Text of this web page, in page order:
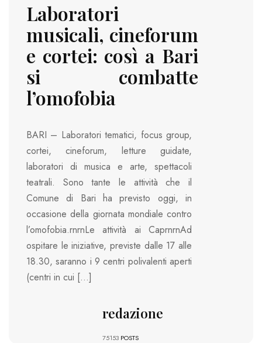
Laboratori
musicali, cineforum
e cortei: così a Bari
si combatte
l’omofobia
BARI – Laboratori tematici, focus group,
cortei, cineforum, letture guidate,
laboratori di musica e arte, spettacoli
teatrali. Sono tante le attività che il
Comune di Bari ha previsto oggi, in
occasione della giornata mondiale contro
l’omofobia.rnrnLe attività ai CaprnrnAd
ospitare le iniziative, previste dalle 17 alle
18.30, saranno i 9 centri polivalenti aperti
(centri in cui […]
redazione
75153 POSTS